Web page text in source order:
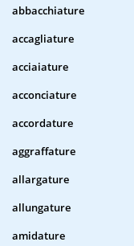
abbacchiature
accagliature
acciaiature
acconciature
accordature
aggraffature
allargature
allungature
amidature